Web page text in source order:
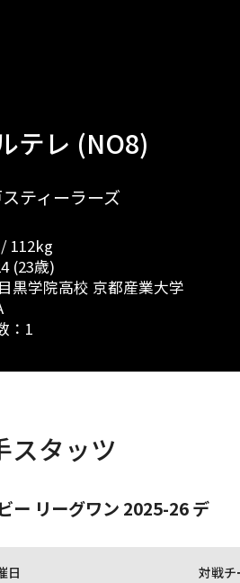
テレ (NO8)
ティーラーズ
112kg
(23歳)
黒学院高校 京都産業大学
：1
スタッツ
ー リーグワン 2025-26 デ
日 対戦チ